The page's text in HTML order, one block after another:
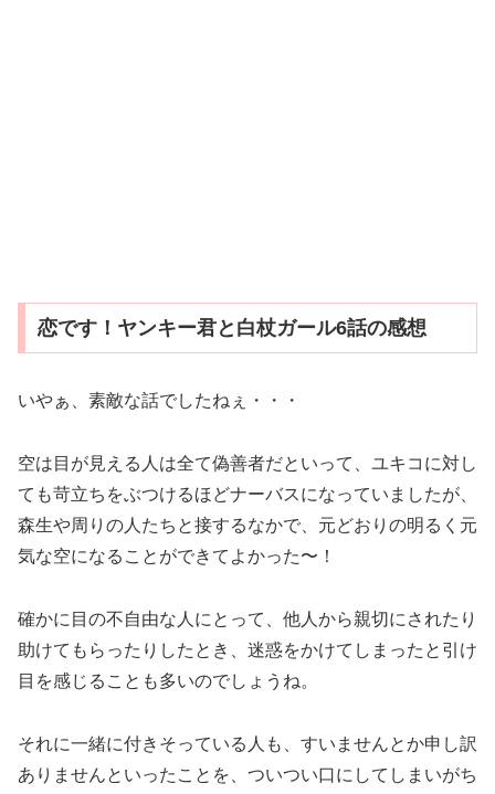
恋です！ヤンキー君と白杖ガール6話の感想
いやぁ、素敵な話でしたねぇ・・・
空は目が見える人は全て偽善者だといって、ユキコに対し
ても苛立ちをぶつけるほどナーバスになっていましたが、
森生や周りの人たちと接するなかで、元どおりの明るく元
気な空になることができてよかった〜！
確かに目の不自由な人にとって、他人から親切にされたり
助けてもらったりしたとき、迷惑をかけてしまったと引け
目を感じることも多いのでしょうね。
それに一緒に付きそっている人も、すいませんとか申し訳
ありませんといったことを、ついつい口にしてしまいがち